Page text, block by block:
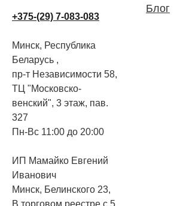
+375-(29) 7-083-083
Минск, Республика
Беларусь ,
пр-т Независимости 58,
ТЦ "Московско-
венский", 3 этаж, пав.
327
Пн-Вс 11:00 до 20:00
ИП Мамайко Евгений
Иванович
Минск, Белинского 23,
Блог